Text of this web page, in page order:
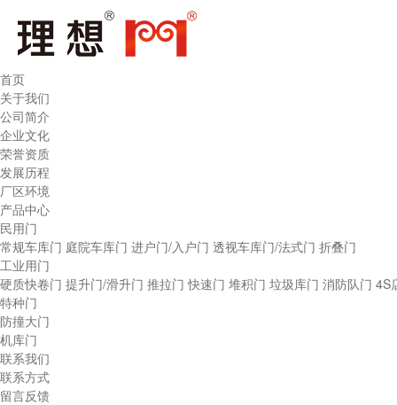
首页
关于我们
公司简介
企业文化
荣誉资质
发展历程
厂区环境
产品中心
民用门
常规车库门 庭院车库门 进户门/入户门 透视车库门/法式门 折叠门
工业用门
硬质快卷门 提升门/滑升门 推拉门 快速门 堆积门 垃圾库门 消防队门 4S
特种门
防撞大门
机库门
联系我们
联系方式
留言反馈